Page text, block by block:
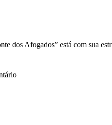
dos Afogados” está com sua